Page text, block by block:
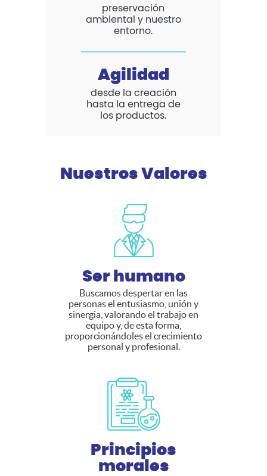
preservación
ambiental y nuestro
entorno.
Agilidad
desde la creación
hasta la entrega de
los productos.
Nuestros Valores
Ser humano
Buscamos despertar en las
personas el entusiasmo, unión y
sinergia, valorando el trabajo en
equipo y, de esta forma,
proporcionándoles el crecimiento
personal y profesional.
Principios
morales